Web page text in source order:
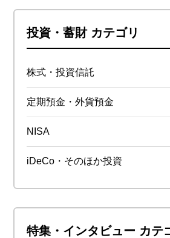
投資・蓄財 カテゴリ
株式・投資信託
定期預金・外貨預金
NISA
iDeCo・そのほか投資
特集・インタビュー カテ